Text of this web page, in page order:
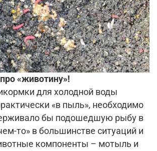
«животину»!
для холодной воды
«в пыль», необходимо
бы подошедшую рыбу в
то» в большинстве ситуаций и
компоненты – мотыль и